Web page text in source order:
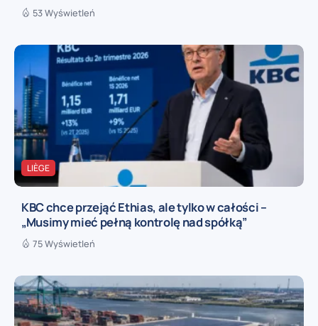
53 Wyświetleń
LIÈGE
KBC chce przejąć Ethias, ale tylko w całości –
„Musimy mieć pełną kontrolę nad spółką”
75 Wyświetleń